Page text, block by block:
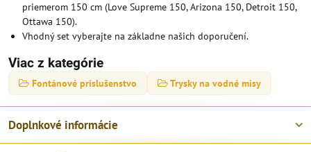
priemerom 150 cm (Love Supreme 150, Arizona 150, Detroit 150,
Ottawa 150).
Vhodný set vyberajte na základne našich doporučení.
Viac z kategórie
Fontánové príslušenstvo Trysky na vodné misy
Doplnkové informácie